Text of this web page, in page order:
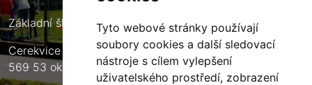
Tyto webové stránky používají
soubory cookies a další sledovací
nástroje s cílem vylepšení
uživatelského prostředí, zobrazení
Základní škola Cerekvice nad Loučnou
Cerekvice nad Loučnou 135
569 53 okres Svitavy